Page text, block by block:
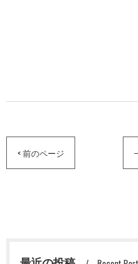
< 前のページ